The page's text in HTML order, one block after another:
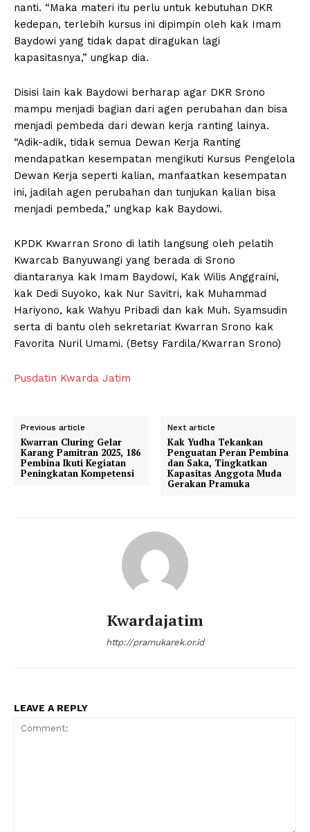
nanti. “Maka materi itu perlu untuk kebutuhan DKR
kedepan, terlebih kursus ini dipimpin oleh kak Imam
Baydowi yang tidak dapat diragukan lagi
kapasitasnya,” ungkap dia.
Disisi lain kak Baydowi berharap agar DKR Srono
mampu menjadi bagian dari agen perubahan dan bisa
menjadi pembeda dari dewan kerja ranting lainya.
“Adik-adik, tidak semua Dewan Kerja Ranting
mendapatkan kesempatan mengikuti Kursus Pengelola
Dewan Kerja seperti kalian, manfaatkan kesempatan
ini, jadilah agen perubahan dan tunjukan kalian bisa
menjadi pembeda,” ungkap kak Baydowi.
KPDK Kwarran Srono di latih langsung oleh pelatih
Kwarcab Banyuwangi yang berada di Srono
diantaranya kak Imam Baydowi, Kak Wilis Anggraini,
kak Dedi Suyoko, kak Nur Savitri, kak Muhammad
Hariyono, kak Wahyu Pribadi dan kak Muh. Syamsudin
serta di bantu oleh sekretariat Kwarran Srono kak
Favorita Nuril Umami. (Betsy Fardila/Kwarran Srono)
Pusdatin Kwarda Jatim
Previous article
Kwarran Cluring Gelar
Karang Pamitran 2025, 186
Pembina Ikuti Kegiatan
Peningkatan Kompetensi
Next article
Kak Yudha Tekankan
Penguatan Peran Pembina
dan Saka, Tingkatkan
Kapasitas Anggota Muda
Gerakan Pramuka
Kwardajatim
http://pramukarek.or.id
LEAVE A REPLY